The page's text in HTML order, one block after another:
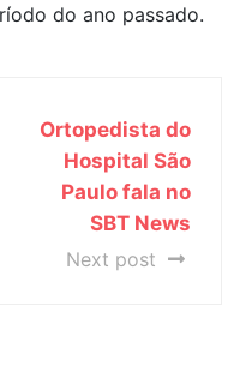
do ano passado.
Ortopedista do
Hospital São
Paulo fala no
SBT News
Next post